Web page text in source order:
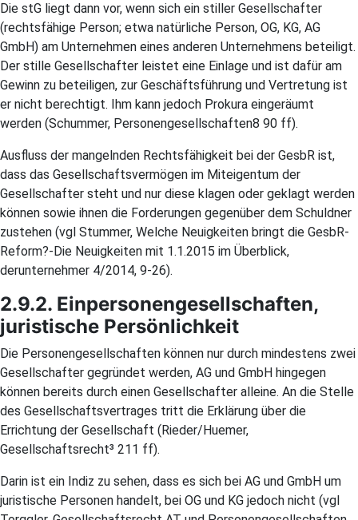
Die stG liegt dann vor, wenn sich ein stiller Gesellschafter
(rechtsfähige Person; etwa natürliche Person, OG, KG, AG
GmbH) am Unternehmen eines anderen Unternehmens beteiligt.
Der stille Gesellschafter leistet eine Einlage und ist dafür am
Gewinn zu beteiligen, zur Geschäftsführung und Vertretung ist
er nicht berechtigt. Ihm kann jedoch Prokura eingeräumt
werden (Schummer, Personengesellschaften8 90 ff).
Ausfluss der mangelnden Rechtsfähigkeit bei der GesbR ist,
dass das Gesellschaftsvermögen im Miteigentum der
Gesellschafter steht und nur diese klagen oder geklagt werden
können sowie ihnen die Forderungen gegenüber dem Schuldner
zustehen (vgl Stummer, Welche Neuigkeiten bringt die GesbR-
Reform?-Die Neuigkeiten mit 1.1.2015 im Überblick,
derunternehmer 4/2014, 9-26).
2.9.2. Einpersonengesellschaften,
juristische Persönlichkeit
Die Personengesellschaften können nur durch mindestens zwei
Gesellschafter gegründet werden, AG und GmbH hingegen
können bereits durch einen Gesellschafter alleine. An die Stelle
des Gesellschaftsvertrages tritt die Erklärung über die
Errichtung der Gesellschaft (Rieder/Huemer,
Gesellschaftsrecht³ 211 ff).
Darin ist ein Indiz zu sehen, dass es sich bei AG und GmbH um
juristische Personen handelt, bei OG und KG jedoch nicht (vgl